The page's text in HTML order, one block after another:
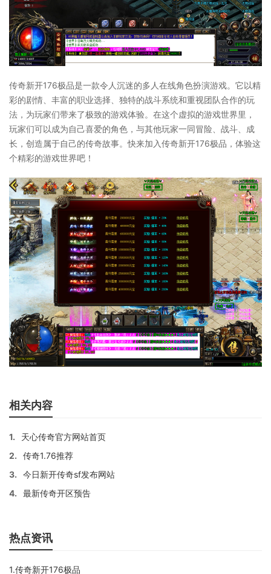
传奇新开176极品是一款令人沉迷的多人在线角色扮演游戏。它以精
彩的剧情、丰富的职业选择、独特的战斗系统和重视团队合作的玩
法，为玩家们带来了极致的游戏体验。在这个虚拟的游戏世界里，
玩家们可以成为自己喜爱的角色，与其他玩家一同冒险、战斗、成
长，创造属于自己的传奇故事。快来加入传奇新开176极品，体验这
个精彩的游戏世界吧！
相关内容
1.
天心传奇官方网站首页
2.
传奇1.76推荐
3.
今日新开传奇sf发布网站
4.
最新传奇开区预告
热点资讯
1.传奇新开176极品